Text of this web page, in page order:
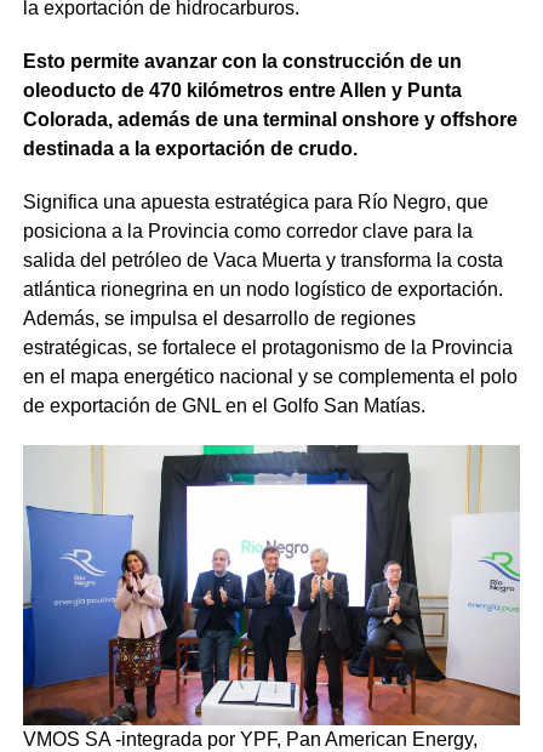
la exportación de hidrocarburos.
Esto permite avanzar con la construcción de un
oleoducto de 470 kilómetros entre Allen y Punta
Colorada, además de una terminal onshore y offshore
destinada a la exportación de crudo.
Significa una apuesta estratégica para Río Negro, que
posiciona a la Provincia como corredor clave para la
salida del petróleo de Vaca Muerta y transforma la costa
atlántica rionegrina en un nodo logístico de exportación.
Además, se impulsa el desarrollo de regiones
estratégicas, se fortalece el protagonismo de la Provincia
en el mapa energético nacional y se complementa el polo
de exportación de GNL en el Golfo San Matías.
VMOS SA -integrada por YPF, Pan American Energy,